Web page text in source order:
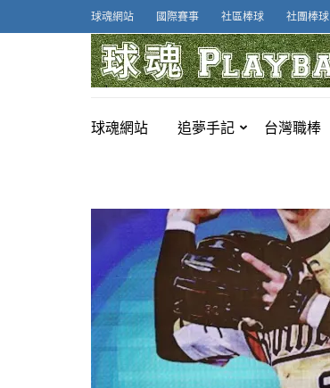
to
球魂網站 國際賽事 社區棒球 社團棒球
球魂網站 追夢手記 台灣職棒